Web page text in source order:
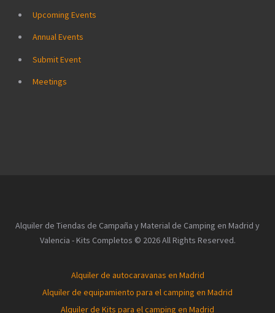
Upcoming Events
Annual Events
Submit Event
Meetings
Alquiler de Tiendas de Campaña y Material de Camping en Madrid y
Valencia - Kits Completos © 2026 All Rights Reserved.
Alquiler de autocaravanas en Madrid
Alquiler de equipamiento para el camping en Madrid
Alquiler de Kits para el camping en Madrid